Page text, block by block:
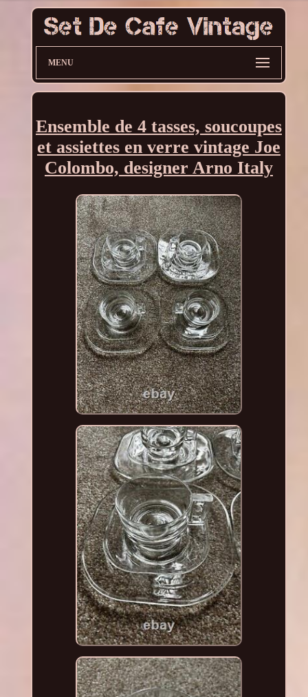
MENU
Ensemble de 4 tasses, soucoupes
et assiettes en verre vintage Joe
Colombo, designer Arno Italy